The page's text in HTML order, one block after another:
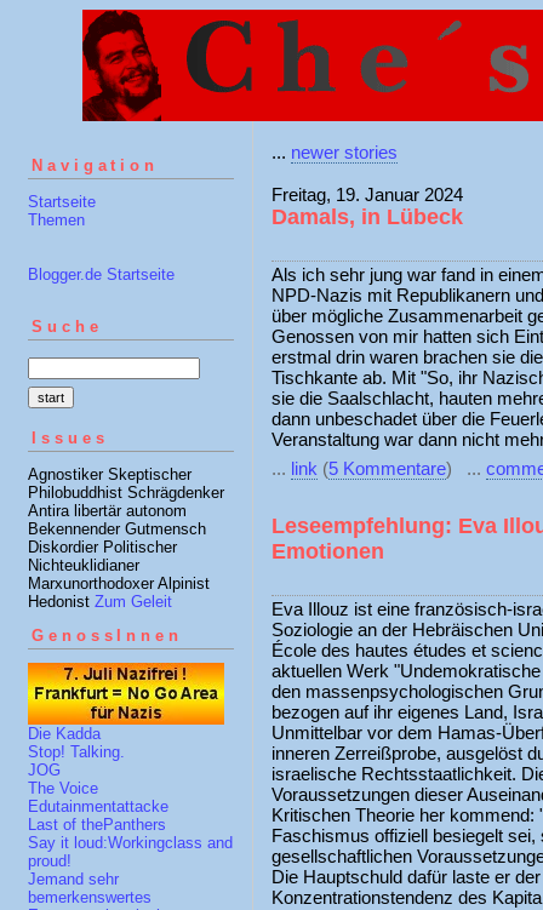
Navigation
Startseite
Themen
Blogger.de Startseite
Suche
Issues
Agnostiker Skeptischer
Philobuddhist Schrägdenker
Antira libertär autonom
Bekennender Gutmensch
Diskordier Politischer
Nichteuklidianer
Marxunorthodoxer Alpinist
Hedonist Zum Geleit
GenossInnen
Die Kadda
Stop! Talking.
JOG
The Voice
Edutainmentattacke
Last of thePanthers
Say it loud:Workingclass and
proud!
Jemand sehr
bemerkenswertes
... newer stories
Freitag, 19. Januar 2024
Damals, in Lübeck
Als ich sehr jung war fand in
NPD-Nazis mit Republikanern
über mögliche Zusammenarbeit
Genossen von mir hatten sich
erstmal drin waren brachen sie
Tischkante ab. Mit "So, ihr
sie die Saalschlacht, hauten
dann unbeschadet über die
Veranstaltung war dann nicht
... link (5 Kommentare) ...
Leseempfehlung: Eva
Emotionen
Eva Illouz ist eine französisch-
Soziologie an der Hebräischen
École des hautes études et
aktuellen Werk
den massenpsychologischen
bezogen auf ihr eigenes Land,
Unmittelbar vor dem Hamas-
inneren Zerreißprobe, ausgelöst
israelische Rechtsstaatlichkeit.
Voraussetzungen dieser
Kritischen Theorie her kommend:
Faschismus offiziell besiegelt sei,
gesellschaftlichen
Die Hauptschuld dafür laste er
Konzentrationstendenz des